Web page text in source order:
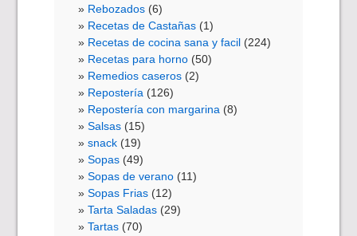
Rebozados (6)
Recetas de Castañas (1)
Recetas de cocina sana y facil (224)
Recetas para horno (50)
Remedios caseros (2)
Repostería (126)
Repostería con margarina (8)
Salsas (15)
snack (19)
Sopas (49)
Sopas de verano (11)
Sopas Frias (12)
Tarta Saladas (29)
Tartas (70)